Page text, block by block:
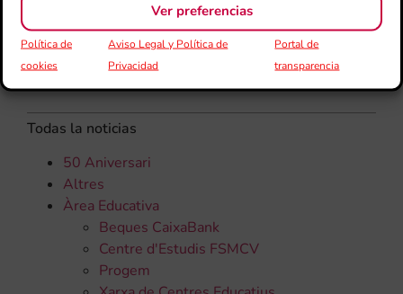
Ver preferencias
Política de
cookies
Aviso Legal y Política de
Privacidad
Portal de
transparencia
CATEGORÍAS
Todas la noticias
50 Aniversari
Altres
Àrea Educativa
Beques CaixaBank
Centre d'Estudis FSMCV
Progem